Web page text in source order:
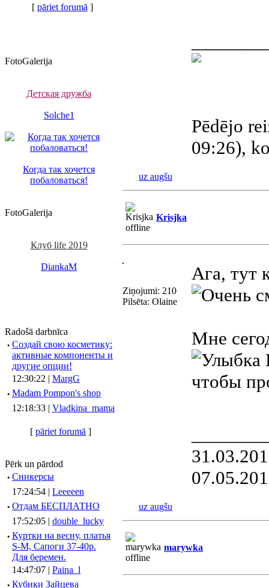
[ pāriet forumā ]
FotoGalerija
Детская дружба
Solche1
Когда так хочется
побаловаться!
FotoGalerija
Клуб life 2019
DiankaM
Radošā darbnīca
· Создай свою косметику:
активные компоненты и
другие опции!
12:30:22 | MargG
· Madam Pompon's shop
12:18:33 | Vladkina_mama
[ pāriet forumā ]
Pērk un pārdod
· Сникерсы
17:24:54 | Leeeeen
· Отдам БЕСПЛАТНО
17:52:05 | double_lucky
· Куртки на весну, платья
S-M, Сапоги 37-40р.
Для беремен.
14:47:07 | Paina_l
· Кубики Зайцева
Pēdējo
09:26),
uz augšu
Krisjka
Ziņojumi: 210
Pilsēta: Olaine
Ага, тут
Мне
чтобы
uz augšu
marywka